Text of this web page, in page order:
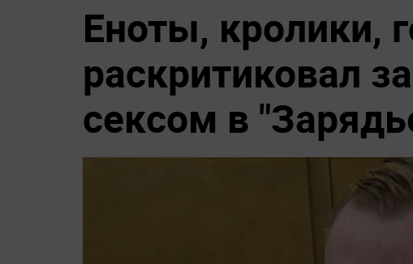
Еноты, кролики,
раскритиковал
сексом в